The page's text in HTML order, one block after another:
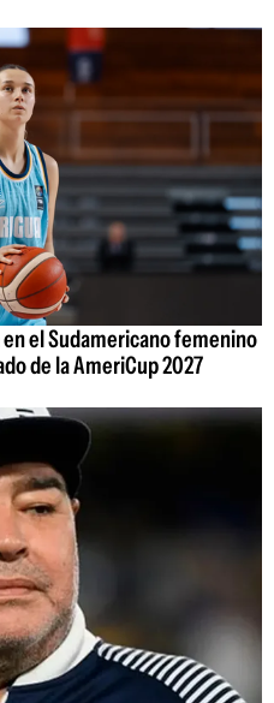
el Sudamericano femenino
de la AmeriCup 2027